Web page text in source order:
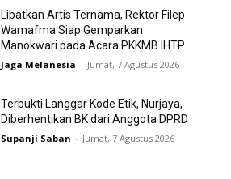
Libatkan Artis Ternama, Rektor Filep
Wamafma Siap Gemparkan
Manokwari pada Acara PKKMB IHTP
Jaga Melanesia - Jumat, 7 Agustus 2026
Terbukti Langgar Kode Etik, Nurjaya,
Diberhentikan BK dari Anggota DPRD
Supanji Saban - Jumat, 7 Agustus 2026